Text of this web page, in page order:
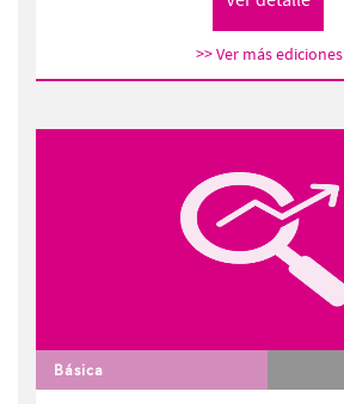
>> Ver más ediciones
Básica